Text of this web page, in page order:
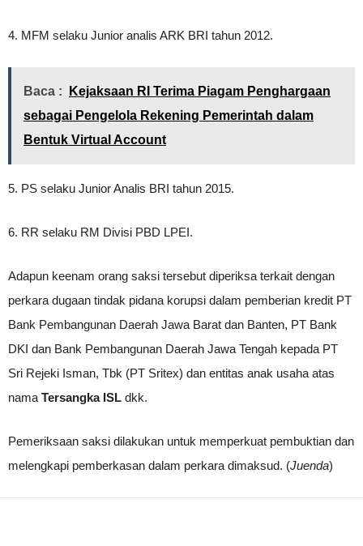
4. MFM selaku Junior analis ARK BRI tahun 2012.
Baca :
Kejaksaan RI Terima Piagam Penghargaan
sebagai Pengelola Rekening Pemerintah dalam
Bentuk Virtual Account
5. PS selaku Junior Analis BRI tahun 2015.
6. RR selaku RM Divisi PBD LPEI.
Adapun keenam orang saksi tersebut diperiksa terkait dengan
perkara dugaan tindak pidana korupsi dalam pemberian kredit PT
Bank Pembangunan Daerah Jawa Barat dan Banten, PT Bank
DKI dan Bank Pembangunan Daerah Jawa Tengah kepada PT
Sri Rejeki Isman, Tbk (PT Sritex) dan entitas anak usaha atas
nama Tersangka ISL dkk.
Pemeriksaan saksi dilakukan untuk memperkuat pembuktian dan
melengkapi pemberkasan dalam perkara dimaksud. (Juenda)